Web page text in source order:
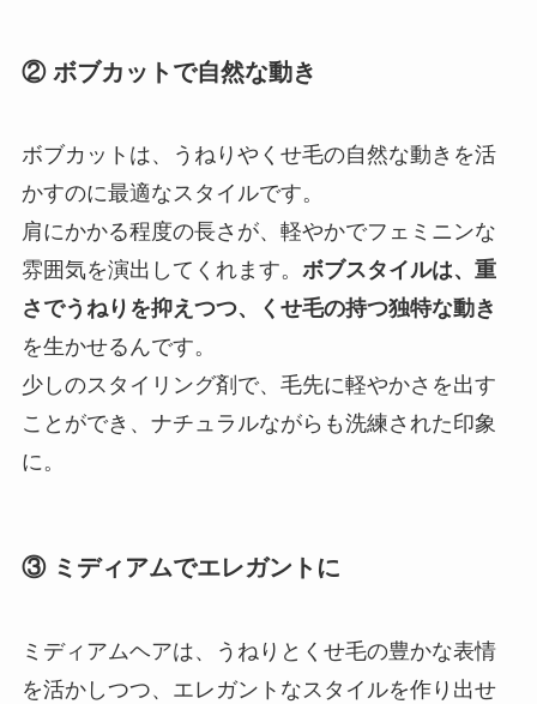
② ボブカットで自然な動き
ボブカットは、うねりやくせ毛の自然な動きを活
かすのに最適なスタイルです。
肩にかかる程度の長さが、軽やかでフェミニンな
雰囲気を演出してくれます。 ボブスタイルは、重
さでうねりを抑えつつ、くせ毛の持つ独特な動き
を生かせるんです。
少しのスタイリング剤で、毛先に軽やかさを出す
ことができ、ナチュラルながらも洗練された印象
に。
③ ミディアムでエレガントに
ミディアムヘアは、うねりとくせ毛の豊かな表情
を活かしつつ、エレガントなスタイルを作り出せ